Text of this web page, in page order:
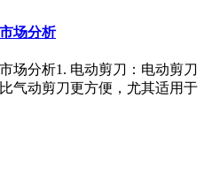
场分析
场分析1. 电动剪刀：电动剪刀
气动剪刀更方便，尤其适用于